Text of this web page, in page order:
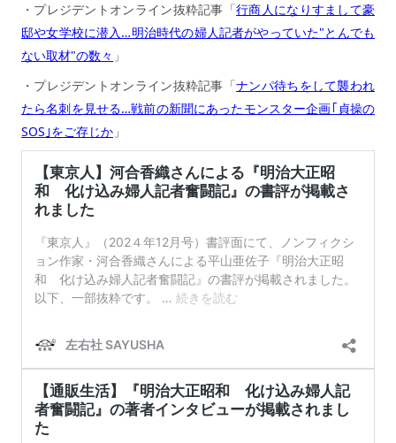
・プレジデントオンライン抜粋記事「行商人になりすまして豪
邸や女学校に潜入…明治時代の婦人記者がやっていた"とんでも
ない取材"の数々 」
・プレジデントオンライン抜粋記事「ナンパ待ちをして襲われ
たら名刺を見せる…戦前の新聞にあったモンスター企画｢貞操の
SOS｣をご存じか 」